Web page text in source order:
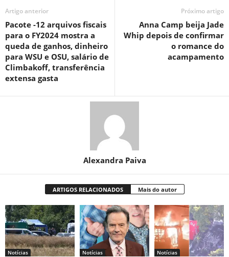
Artigo anterior
Pacote -12 arquivos fiscais
para o FY2024 mostra a
queda de ganhos, dinheiro
para WSU e OSU, salário de
Climbakoff, transferência
extensa gasta
Próximo artigo
Anna Camp beija Jade
Whip depois de confirmar
o romance do
acampamento
Alexandra Paiva
ARTIGOS RELACIONADOS Mais do autor
Notícias Notícias Notícias